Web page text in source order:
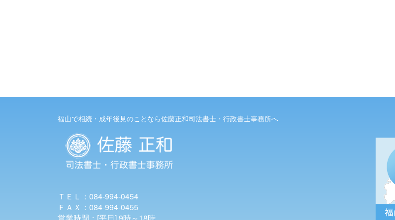
福山で相続・成年後見のことなら佐藤正和司法書士・行政書士事務所へ
ＴＥＬ：084-994-0454
ＦＡＸ：084-994-0455